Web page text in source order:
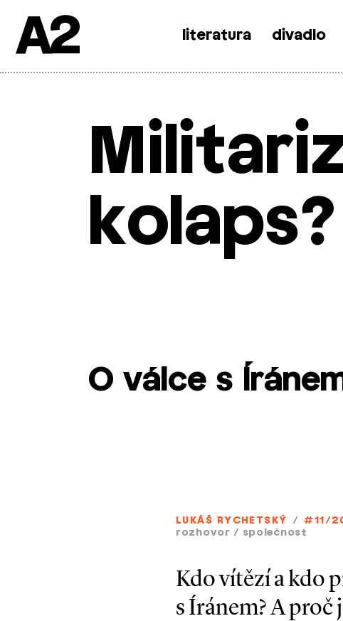
SkipA2 literatura divadlo
kolaps?
O válce s
LUKÁŠ RYCHETSKÝ / #11/
rozhovor / společnost
Kdo vítězí a kdo
s Íránem? A proč